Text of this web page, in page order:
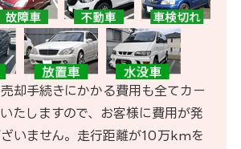
却手続きにかかる費用も全てカー
たしますので、お客様に費用が発
いません。走行距離が10万kmを